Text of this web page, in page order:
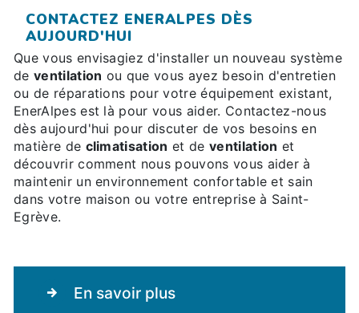
CONTACTEZ ENERALPES DÈS
AUJOURD'HUI
Que vous envisagiez d'installer un nouveau système
de ventilation ou que vous ayez besoin d'entretien
ou de réparations pour votre équipement existant,
EnerAlpes est là pour vous aider. Contactez-nous
dès aujourd'hui pour discuter de vos besoins en
matière de climatisation et de ventilation et
découvrir comment nous pouvons vous aider à
maintenir un environnement confortable et sain
dans votre maison ou votre entreprise à Saint-
Egrève.
En savoir plus